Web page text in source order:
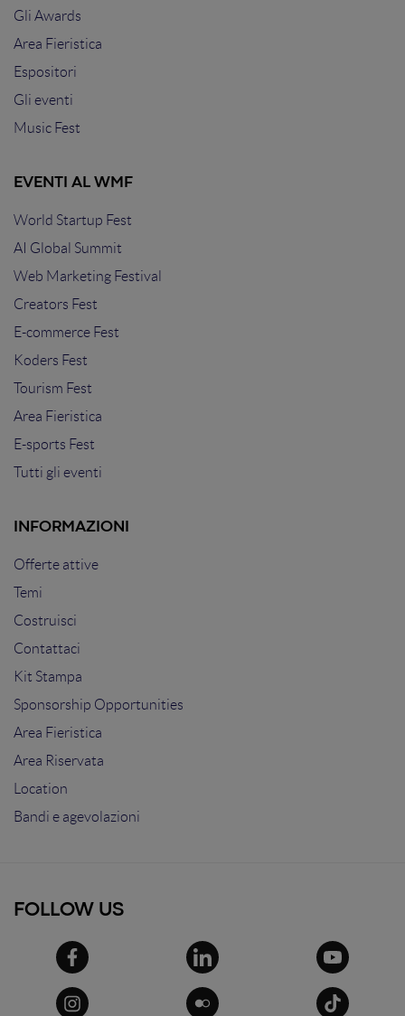
Gli Awards
Area Fieristica
Espositori
Gli eventi
Music Fest
EVENTI AL WMF
World Startup Fest
AI Global Summit
Web Marketing Festival
Creators Fest
E-commerce Fest
Koders Fest
Tourism Fest
Area Fieristica
E-sports Fest
Tutti gli eventi
INFORMAZIONI
Offerte attive
Temi
Costruisci
Contattaci
Kit Stampa
Sponsorship Opportunities
Area Fieristica
Area Riservata
Location
Bandi e agevolazioni
FOLLOW US